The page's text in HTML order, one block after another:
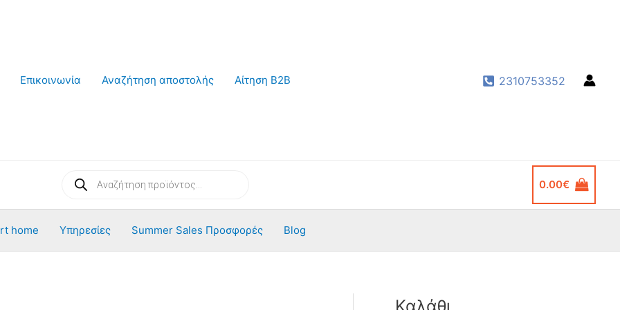
Επικοινωνία
Αναζήτηση αποστολής Αίτηση B2B 2310753352
Products
search 0.00€
home Υπηρεσίες Summer Sales Προσφορές Blog
Καλάθι